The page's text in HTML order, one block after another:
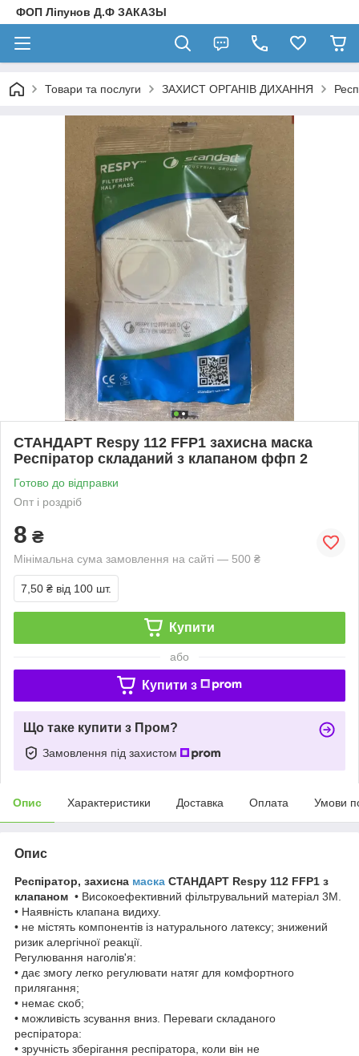
ФОП Ліпунов Д.Ф ЗАКАЗЫ
Товари та послуги ЗАХИСТ ОРГАНІВ ДИХАННЯ
СТАНДАРТ Respy 112 FFP1 захисна маска
Респіратор складаний з клапаном ффп 2
Готово до відправки
Опт і роздріб
8 ₴
Мінімальна сума замовлення на сайті — 500 ₴
7,50 ₴ від 100 шт.
Купити
або
Купити з
Що таке купити з Пром?
Замовлення під захистом
Опис Характеристики Доставка Оплата Умови
Опис
Респіратор, захисна маска СТАНДАРТ Respy 112 FFP1 з
клапаном • Високоефективний фільтрувальний матеріал 3M.
• Наявність клапана видиху.
• не містять компонентів із натурального латексу; знижений
ризик алергічної реакції.
Регулювання наголів'я:
• дає змогу легко регулювати натяг для комфортного
прилягання;
• немає скоб;
• можливість зсування вниз. Переваги складаного
респіратора:
• зручність зберігання респіратора, коли він не